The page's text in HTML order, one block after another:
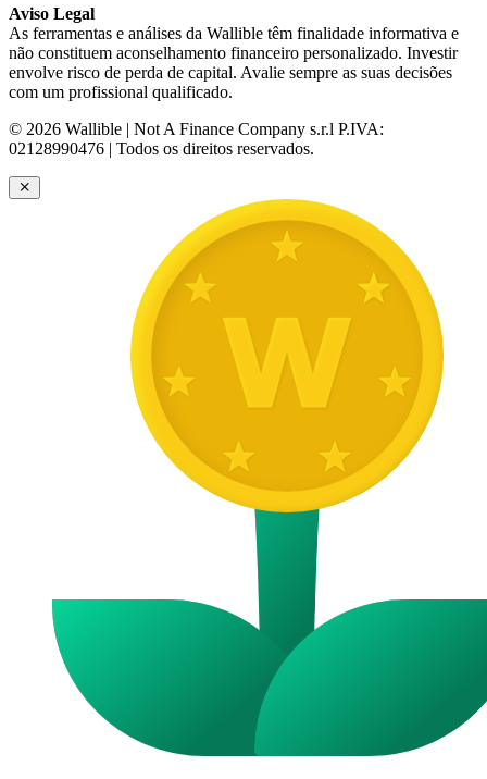
Aviso Legal
As ferramentas e análises da Wallible têm finalidade informativa e
não constituem aconselhamento financeiro personalizado. Investir
envolve risco de perda de capital. Avalie sempre as suas decisões
com um profissional qualificado.
© 2026 Wallible | Not A Finance Company s.r.l P.IVA:
02128990476 | Todos os direitos reservados.